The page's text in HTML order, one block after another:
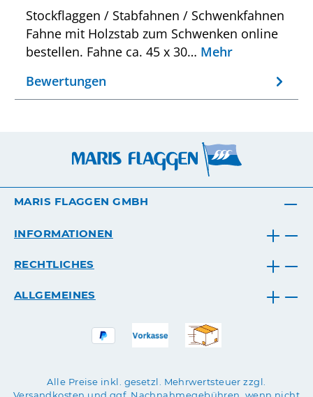
Stockflaggen / Stabfahnen / Schwenkfahnen
Fahne mit Holzstab zum Schwenken online
bestellen. Fahne ca. 45 x 30… Mehr
Bewertungen
MARIS FLAGGEN GMBH
INFORMATIONEN
RECHTLICHES
ALLGEMEINES
Alle Preise inkl. gesetzl. Mehrwertsteuer zzgl.